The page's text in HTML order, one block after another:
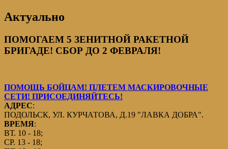
Актуально
ПОМОГАЕМ 5 ЗЕНИТНОЙ РАКЕТНОЙ
БРИГАДЕ! СБОР ДО 2 ФЕВРАЛЯ!
ПОМОЩЬ БОЙЦАМ! ПЛЕТЕМ МАСКИРОВОЧНЫЕ
СЕТИ! ПРИСОЕДИНЯЙТЕСЬ!
АДРЕС:
ПОДОЛЬСК, УЛ. КУРЧАТОВА, Д.19 "ЛАВКА ДОБРА".
ВРЕМЯ:
ВТ. 10 - 18;
СР. 13 - 18;